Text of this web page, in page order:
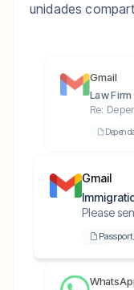
unidades
Gmail
Law Firm
Re:
Gmail
Please